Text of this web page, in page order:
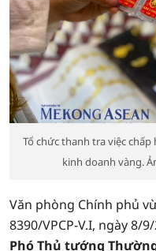
Tổ chức thanh tra việc
kinh doanh vàng.
Văn phòng Chính phủ
8390/VPCP-V.I, ngày 8/
Phó Thủ tướng